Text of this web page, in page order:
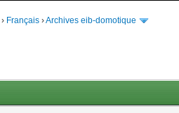
› Français ›Archives eib-domotique